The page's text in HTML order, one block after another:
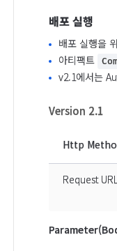
배포 실행
배포 실행을
아티팩트
v2.1에서는
Version 2.1
Http
Request